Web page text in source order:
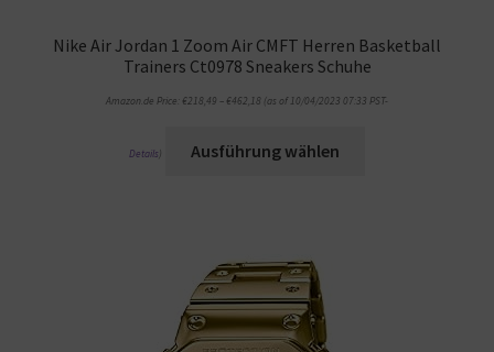
Nike Air Jordan 1 Zoom Air CMFT Herren Basketball
Trainers Ct0978 Sneakers Schuhe
Amazon.de Price: €218,49 – €462,18 (as of 10/04/2023 07:33 PST-
Details Ausführung wählen